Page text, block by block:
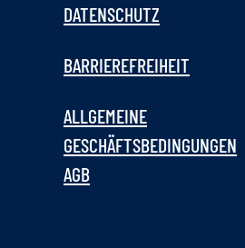
DATENSCHUTZ
BARRIEREFREIHEIT
ALLGEMEINE
GESCHÄFTSBEDINGUNGEN
AGB